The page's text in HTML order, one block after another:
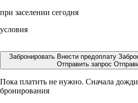
при заселении сегодня
условия
Забронировать Внести предоплату
Отправить запрос
Пока платить не нужно. Сначала
бронирования